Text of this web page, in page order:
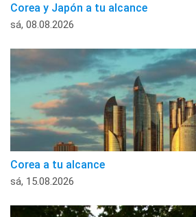
Corea y Japón a tu alcance
sá, 08.08.2026
Corea a tu alcance
sá, 15.08.2026